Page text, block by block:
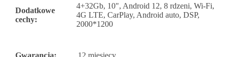
Dodatkowe
cechy:
4+32Gb, 10", Android 12, 8 rdzeni, Wi-Fi,
4G LTE, CarPlay, Android auto, DSP,
2000*1200